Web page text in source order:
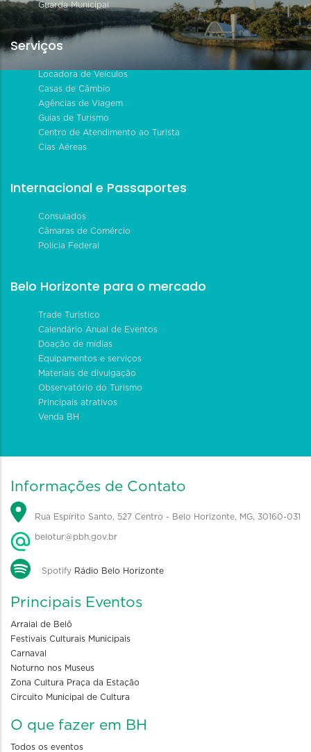
Guarda Municipal
Serviços
Locadora de Veículos
Casas de Câmbio
Agências de Viagem
Guias de Turismo
Centro de Atendimento ao Turista
Cias Aéreas
Internacional e Passaportes
Consulados
Câmaras de Comércio
Polícia Federal
Belo Horizonte para o mercado
Trade Turístico
Calendário Anual de Eventos
Doação de mídias
Equipamentos e serviços
Materiais de divulgação
Observatório do Turismo
Principais atrativos
Venda BH
Informações de Contato
Rua Espírito Santo, 527 Centro - Belo Horizonte, MG, 30160-031
belotur@pbh.gov.br
Spotify Rádio Belo Horizonte
Principais Eventos
Arraial de Belô
Festivais Culturais Municipais
Carnaval
Noturno nos Museus
Zona Cultura Praça da Estação
Circuito Municipal de Cultura
O que fazer em BH
Todos os eventos